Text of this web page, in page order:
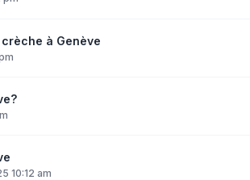
à Genève
10:12 am